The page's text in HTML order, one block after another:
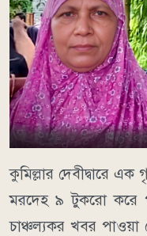
কুমিল্লার দেবীদ্বারে
মরদেহ ৯ টুকরো করে
চাঞ্চল্যকর খবর